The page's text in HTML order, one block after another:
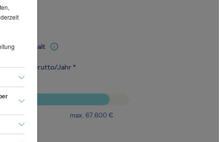
Mediangehalt
€ brutto/Jahr *
max. 67.600 €